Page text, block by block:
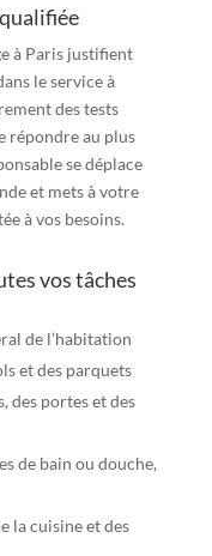
à Paris justifient
le service à
des tests
répondre au plus
se déplace
et mets à votre
à vos besoins.
vos tâches
de l’habitation
et des parquets
des portes et des
de bain ou douche,
la cuisine et des